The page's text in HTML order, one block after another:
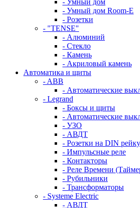
- Умный дом
- Умный дом Room-E
- Розетки
- "TENSE"
- Алюминий
- Стекло
- Камень
- Акриловый камень
Автоматика и щиты
- ABB
- Автоматические
- Legrand
- Боксы и щиты
- Автоматические
- УЗО
- АВДТ
- Розетки на DIN рейку
- Импульсные реле
- Контакторы
- Реле Времени
- Рубильники
- Трансформаторы
- Systeme Electric
- АВДТ